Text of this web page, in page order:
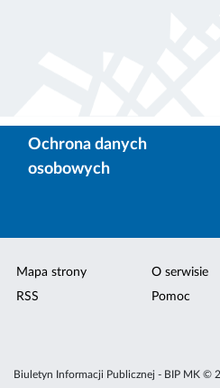
Ochrona danych
osobowych
Mapa strony
RSS
O serwisie
Pomoc
Biuletyn Informacji Publicznej - BIP MK ©